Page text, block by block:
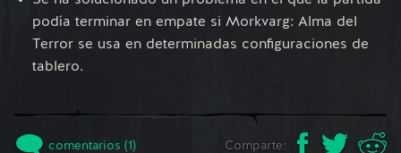
podía terminar en empate si Morkvarg: Alma del
Terror se usa en determinadas configuraciones de
tablero.
comentarios (1) Comparte: